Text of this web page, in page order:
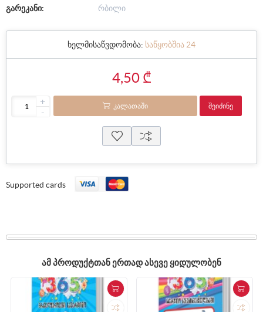
გარეკანი:
რბილი
ხელმისაწვდომობა: საწყობშია 24
4,50 ₾
+
-
ᲙᲐᲚᲐᲗᲐᲨᲘ ᲨᲔᲘᲫᲘᲜᲔ
Supported cards
ᲐᲛ ᲞᲠᲝᲓᲣᲥᲢᲗᲐᲜ ᲔᲠᲗᲐᲓ ᲐᲡᲔᲕᲔ ᲧᲘᲓᲣᲚᲝᲑᲔᲜ